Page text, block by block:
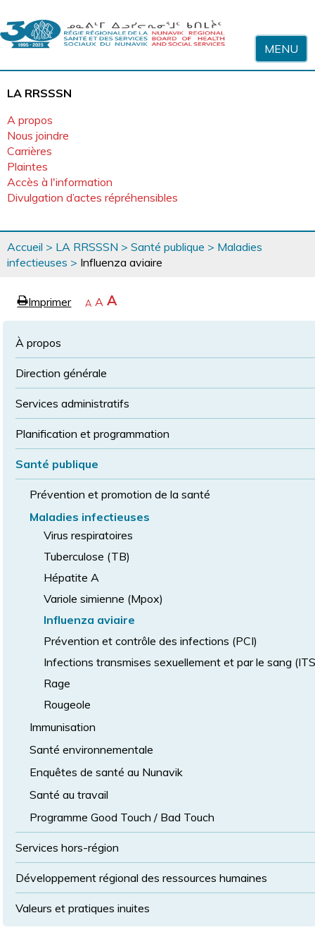
MENU
LA RRSSSN
A propos
Nous joindre
Carrières
Plaintes
Accès à l'information
Divulgation d’actes répréhensibles
Vous
êtes
ici
Accueil > LA RRSSSN > Santé publique > Maladies
infectieuses > Influenza aviaire
eImprimerpageRétrécir
A Revenir
à
police
A Agrandir
la
A
À propos
Direction générale
Services administratifs
Planification et programmation
Santé publique
Prévention et promotion de la santé
Maladies infectieuses
Virus respiratoires
Tuberculose (TB)
Hépatite A
Variole simienne (Mpox)
Influenza aviaire
Prévention et contrôle des infections (PCI)
Infections transmises sexuellement et par le sang
Rage
Rougeole
Immunisation
Santé environnementale
Enquêtes de santé au Nunavik
Santé au travail
Programme Good Touch / Bad Touch
Services hors-région
Développement régional des ressources humaines
Valeurs et pratiques inuites